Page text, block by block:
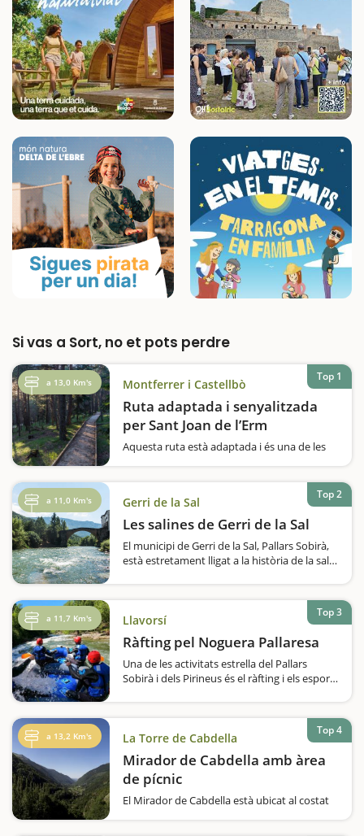
Si vas a Sort, no et pots perdre
a 13,0 Km's Montferrer i Castellbò
Ruta adaptada i senyalitzada
per Sant Joan de l’Erm
Aquesta ruta està adaptada i és una de les
Sant Joan de l'Erm és una de les entrades
al Parc Natural de l'Alt Pirineu,…
Top 1
a 11,0 Km's Gerri de la Sal
Les salines de Gerri de la Sal
El municipi de Gerri de la Sal, Pallars Sobirà,
està estretament lligat a la història de la sal i
visita que us proposem a…
Top 2
a 11,7 Km's Llavorsí
Ràfting pel Noguera Pallaresa
Una de les activitats estrella del Pallars
Sobirà i dels Pirineus és el ràfting i els esports
amb un descens…
Top 3
a 13,2 Km's La Torre de Cabdella
Mirador de Cabdella amb àrea
de pícnic
El Mirador de Cabdella està ubicat al costat
Top 4